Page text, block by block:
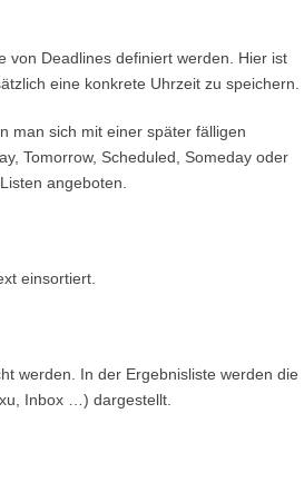
von Deadlines definiert werden. Hier ist
eine konkrete Uhrzeit zu speichern.
man sich mit einer später fälligen
Tomorrow, Scheduled, Someday oder
angeboten.
einsortiert.
werden. In der Ergebnisliste werden die
Inbox …) dargestellt.